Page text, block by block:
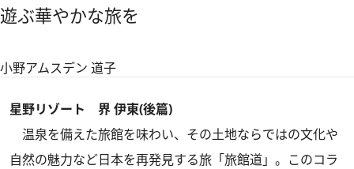
遊ぶ華やかな旅を
小野アムスデン 道子
星野リゾート 界 伊東(後篇)
温泉を備えた旅館を味わい、その土地ならではの文化や
自然の魅力など日本を再発見する旅「旅館道」。このコラ